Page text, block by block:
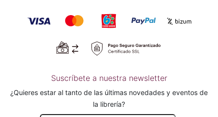
Suscríbete a nuestra newsletter
¿Quieres estar al tanto de las últimas novedades y eventos de
la librería?